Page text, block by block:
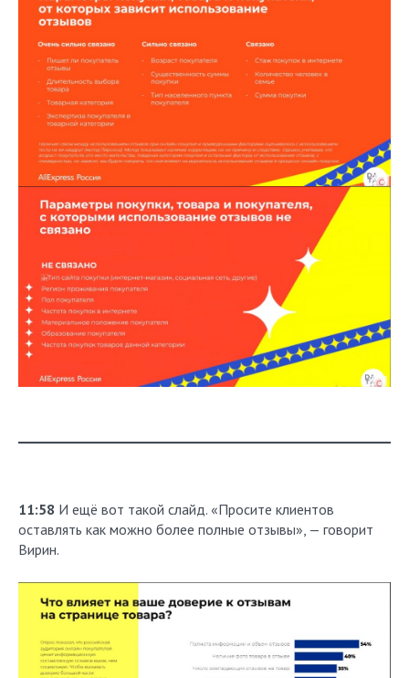
11:58 И ещё вот такой слайд. «Просите клиентов
оставлять как можно более полные отзывы», — говорит
Вирин.